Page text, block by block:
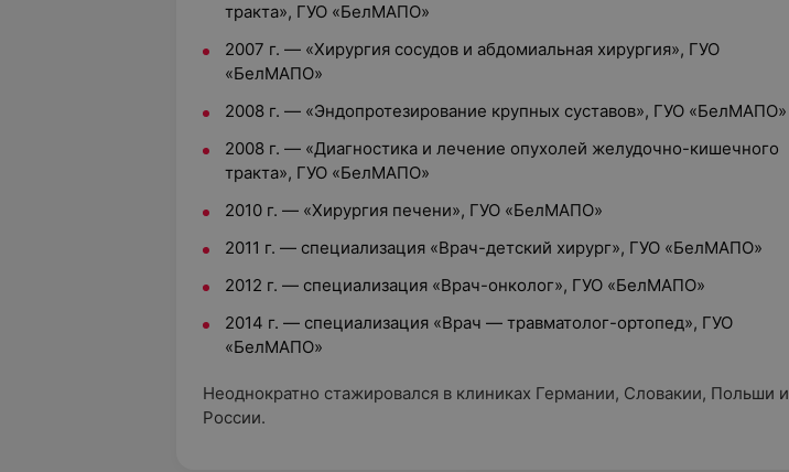
тракта», ГУО «БелМАПО»
2007 г. — «Хирургия сосудов и абдомиальная хирургия», ГУО
«БелМАПО»
2008 г. — «Эндопротезирование крупных суставов», ГУО «БелМАПО»
2008 г. — «Диагностика и лечение опухолей желудочно-кишечного
тракта», ГУО «БелМАПО»
2010 г. — «Хирургия печени», ГУО «БелМАПО»
2011 г. — специализация «Врач-детский хирург», ГУО «БелМАПО»
2012 г. — специализация «Врач-онколог», ГУО «БелМАПО»
2014 г. — специализация «Врач — травматолог-ортопед», ГУО
«БелМАПО»
Неоднократно стажировался в клиниках Германии, Словакии, Польши и
России.